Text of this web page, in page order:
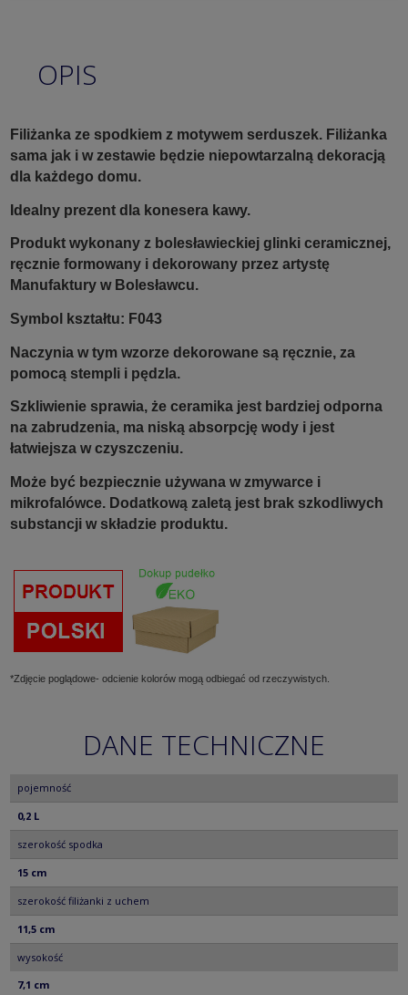
OPIS
Filiżanka ze spodkiem z motywem serduszek. Filiżanka
sama jak i w zestawie będzie niepowtarzalną dekoracją
dla każdego domu.
Idealny prezent dla konesera kawy.
Produkt wykonany z bolesławieckiej glinki ceramicznej,
ręcznie formowany i dekorowany przez artystę
Manufaktury w Bolesławcu.
Symbol kształtu: F043
Naczynia w tym wzorze dekorowane są ręcznie, za
pomocą stempli i pędzla.
Szkliwienie sprawia, że ceramika jest bardziej odporna
na zabrudzenia, ma niską absorpcję wody i jest
łatwiejsza w czyszczeniu.
Może być bezpiecznie używana w zmywarce i
mikrofalówce. Dodatkową zaletą jest brak szkodliwych
substancji w składzie produktu.
*Zdjęcie poglądowe- odcienie kolorów mogą odbiegać od rzeczywistych.
DANE TECHNICZNE
pojemność
0,2 L
szerokość spodka
15 cm
szerokość filiżanki z uchem
11,5 cm
wysokość
7,1 cm